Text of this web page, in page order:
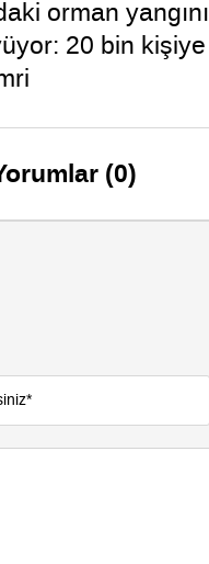
orman yangını
20 bin kişiye
(0)